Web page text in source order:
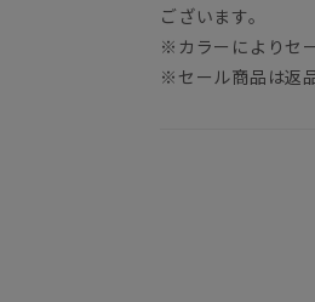
ございます。
※カラーによりセ
※セール商品は返